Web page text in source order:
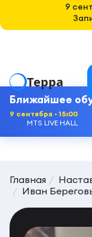
Терра
Ближайшее
9 сентября · 15:00
MTS LIVE HALL
Главная
Иван
9